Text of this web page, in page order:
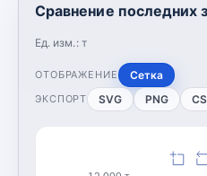
Сравнение последних
Ед. изм.: т
ОТОБРАЖЕНИЕ Сетка
ЭКСПОРТ SVG PNG